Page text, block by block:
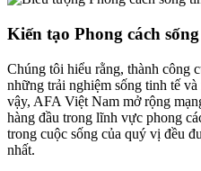
Kiến tạo Phong cách
Chúng tôi hiểu rằng, thành công
những trải nghiệm sống tinh tế
vậy, AFA Việt Nam mở rộng
hàng đầu trong lĩnh vực phong
trong cuộc sống của quý vị đều
nhất.